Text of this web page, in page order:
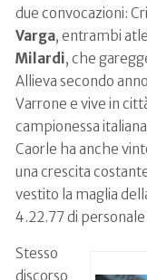
due convocazioni:
Varga, entrambi
Milardi, che
Allieva secondo
Varrone e vive in
campionessa
Caorle ha anche
una crescita
vestito la maglia
4.22.77 di personale
Stesso
discorso